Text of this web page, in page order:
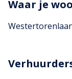
Waar je